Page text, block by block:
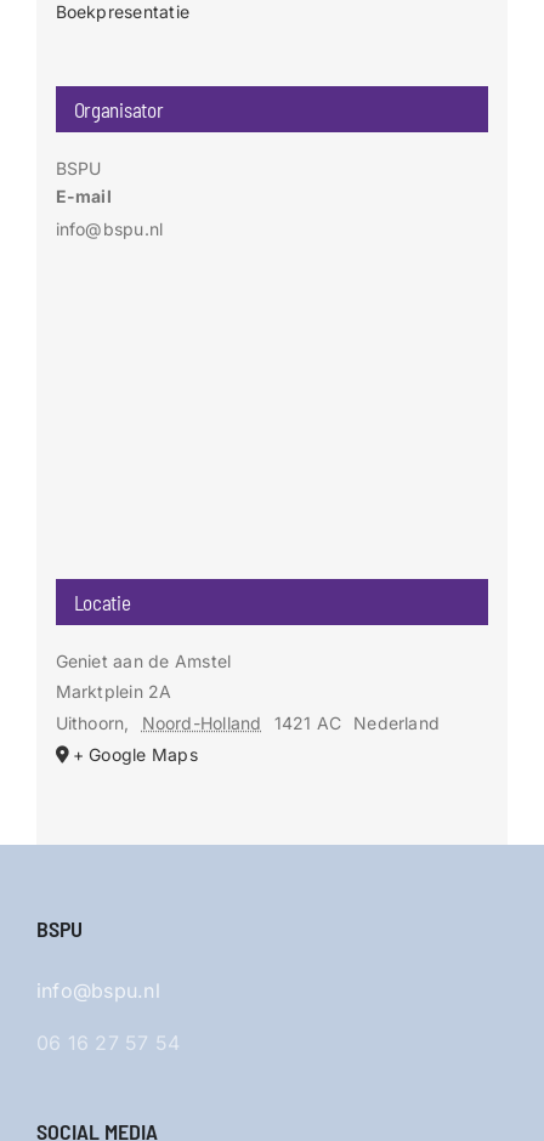
Boekpresentatie
Organisator
BSPU
E-mail
info@bspu.nl
Locatie
Geniet aan de Amstel
Marktplein 2A
Uithoorn, Noord-Holland 1421 AC
Nederland
+ Google Maps
BSPU
info@bspu.nl
06 16 27 57 54
SOCIAL MEDIA